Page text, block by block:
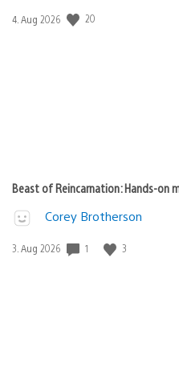
Veröffentlichungsdatum:
4. Aug 2026 20
Beast of Reincarnation: Hands-on
Corey Brotherson
Veröffentlichungsdatum:
3. Aug 2026 1 3